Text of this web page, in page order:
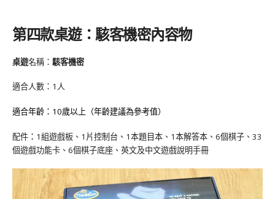
第四款桌遊：駭客機密內容物
桌遊名稱： 駭客機密
適合人數：1人
適合年齡：10歲以上（年齡建議為參考值）
配件 ： 1組遊戲板、1片控制台、1本題目本、1本解答本、6個棋子、33
個遊戲功能卡、6個棋子底座、英文及中文遊戲說明手冊